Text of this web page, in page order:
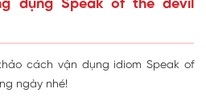
dụng Speak of the devil
cách vận dụng idiom Speak of
ngày nhé!